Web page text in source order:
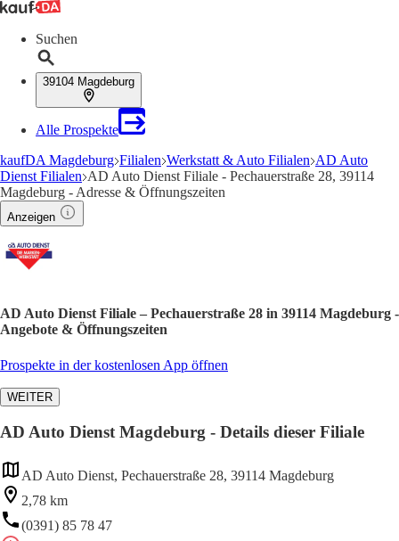
Suchen
39104 Magdeburg
Alle Prospekte
kaufDA Magdeburg Filialen Werkstatt & Auto Filialen AD Auto
Dienst Filialen AD Auto Dienst Filiale - Pechauerstraße 28, 39114
Magdeburg - Adresse & Öffnungszeiten
Anzeigen
AD Auto Dienst Filiale – Pechauerstraße 28 in 39114 Magdeburg -
Angebote & Öffnungszeiten
Prospekte in der kostenlosen App öffnen
WEITER
AD Auto Dienst Magdeburg - Details dieser Filiale
AD Auto Dienst, Pechauerstraße 28, 39114 Magdeburg
2,78 km
(0391) 85 78 47